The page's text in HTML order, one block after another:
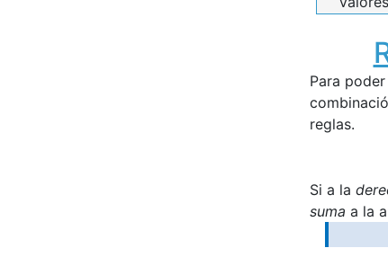
Para
reglas.
Si a la
suma a la